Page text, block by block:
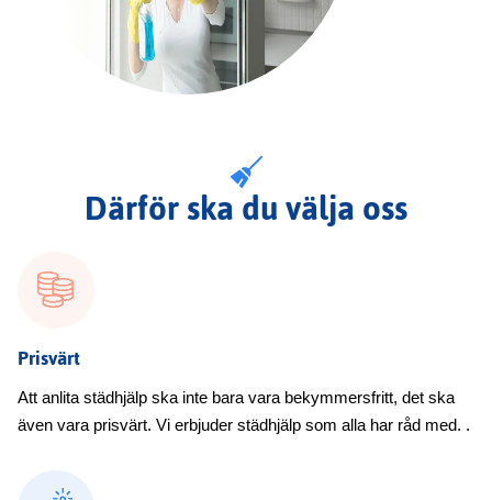
Därför ska du välja oss
Prisvärt
Att anlita städhjälp ska inte bara vara bekymmersfritt, det ska
även vara prisvärt. Vi erbjuder städhjälp som alla har råd med. .